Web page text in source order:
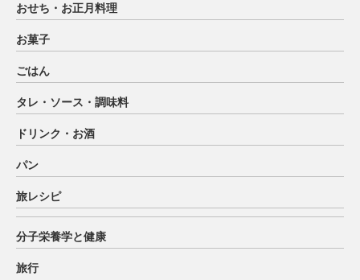
おせち・お正月料理
お菓子
ごはん
タレ・ソース・調味料
ドリンク・お酒
パン
旅レシピ
分子栄養学と健康
旅行